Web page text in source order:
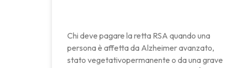
Chi deve pagare la retta RSA quando una
persona è affetta da Alzheimer avanzato,
stato vegetativopermanente o da una grave